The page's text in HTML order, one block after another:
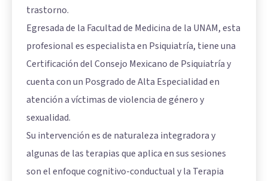
trastorno.
Egresada de la Facultad de Medicina de la UNAM, esta
profesional es especialista en Psiquiatría, tiene una
Certificación del Consejo Mexicano de Psiquiatría y
cuenta con un Posgrado de Alta Especialidad en
atención a víctimas de violencia de género y
sexualidad.
Su intervención es de naturaleza integradora y
algunas de las terapias que aplica en sus sesiones
son el enfoque cognitivo-conductual y la Terapia